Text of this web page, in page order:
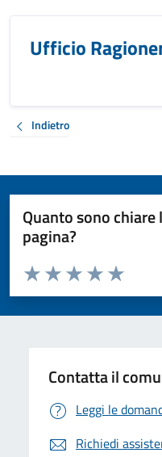
Ufficio
Indietro
Quanto sono
pagina?
Valuta da 1 a 5 stelle la pagina
Valuta 5
Valuta 4
Valuta 3 stelle su
Valuta 2 stelle su 5
Valuta 1 stelle su 5
Contatta il
Leggi le
Richiedi